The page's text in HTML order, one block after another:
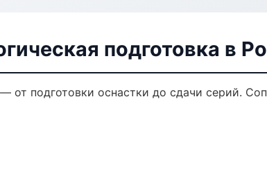
подготовка в
от подготовки оснастки до сдачи серий.